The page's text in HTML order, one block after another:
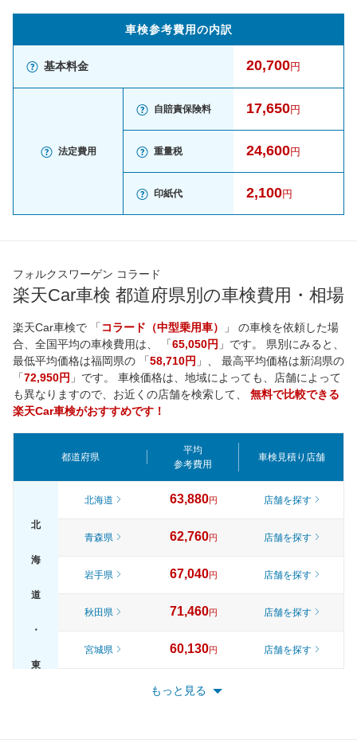
車検参考費用の内訳
基本料金 20,700円
法定費用
自賠責保険料 17,650円
重量税 24,600円
印紙代 2,100円
フォルクスワーゲン コラード
楽天Car車検 都道府県別の車検費用・相場
楽天Car車検で 「 コラード（中型乗用車）
」 の車検を依頼した場
合、全国平均の車検費用は、 「65,050円 」です。 県別にみると、
最低平均価格は福岡県の 「58,710円 」、 最高平均価格は新潟県の
「72,950円 」です。 車検価格は、地域によっても、店舗によって
も異なりますので、お近くの店舗を検索して、 無料で比較できる
楽天Car車検がおすすめです！
都道府県
平均
参考費用
車検見積り店舗
北
海
道
・
東
北海道 63,880円 店舗を探す
青森県 62,760円 店舗を探す
岩手県 67,040円 店舗を探す
秋田県 71,460円 店舗を探す
宮城県 60,130円 店舗を探す
65,820 円
もっと見る